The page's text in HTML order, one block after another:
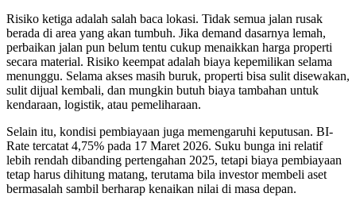
Risiko ketiga adalah salah baca lokasi. Tidak semua jalan rusak
berada di area yang akan tumbuh. Jika demand dasarnya lemah,
perbaikan jalan pun belum tentu cukup menaikkan harga properti
secara material. Risiko keempat adalah biaya kepemilikan selama
menunggu. Selama akses masih buruk, properti bisa sulit disewakan,
sulit dijual kembali, dan mungkin butuh biaya tambahan untuk
kendaraan, logistik, atau pemeliharaan.
Selain itu, kondisi pembiayaan juga memengaruhi keputusan. BI-
Rate tercatat 4,75% pada 17 Maret 2026. Suku bunga ini relatif
lebih rendah dibanding pertengahan 2025, tetapi biaya pembiayaan
tetap harus dihitung matang, terutama bila investor membeli aset
bermasalah sambil berharap kenaikan nilai di masa depan.